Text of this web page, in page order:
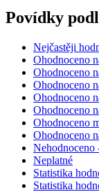
Povídky
Nejčastěji
Ohodnoceno
Ohodnoceno
Ohodnoceno
Ohodnoceno
Ohodnoceno
Ohodnoceno
Ohodnoceno
Nehodnoceno
Neplatné
Statistika
Statistika